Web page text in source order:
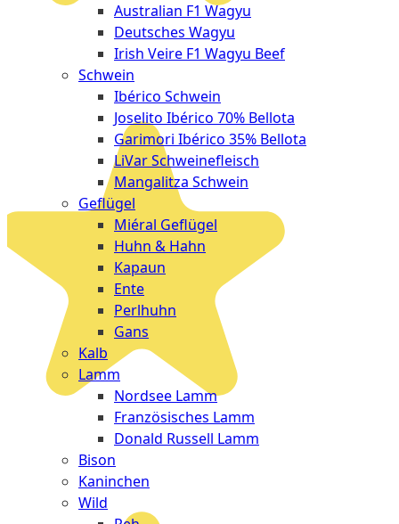
Australian F1 Wagyu
Deutsches Wagyu
Irish Veire F1 Wagyu Beef
Schwein
Ibérico Schwein
Joselito Ibérico 70% Bellota
Garimori Ibérico 35% Bellota
LiVar Schweinefleisch
Mangalitza Schwein
Geflügel
Miéral Geflügel
Huhn & Hahn
Kapaun
Ente
Perlhuhn
Gans
Kalb
Lamm
Nordsee Lamm
Französisches Lamm
Donald Russell Lamm
Bison
Kaninchen
Wild